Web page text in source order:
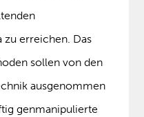
zu erreichen. Das
sollen von den
ausgenommen
genmanipulierte